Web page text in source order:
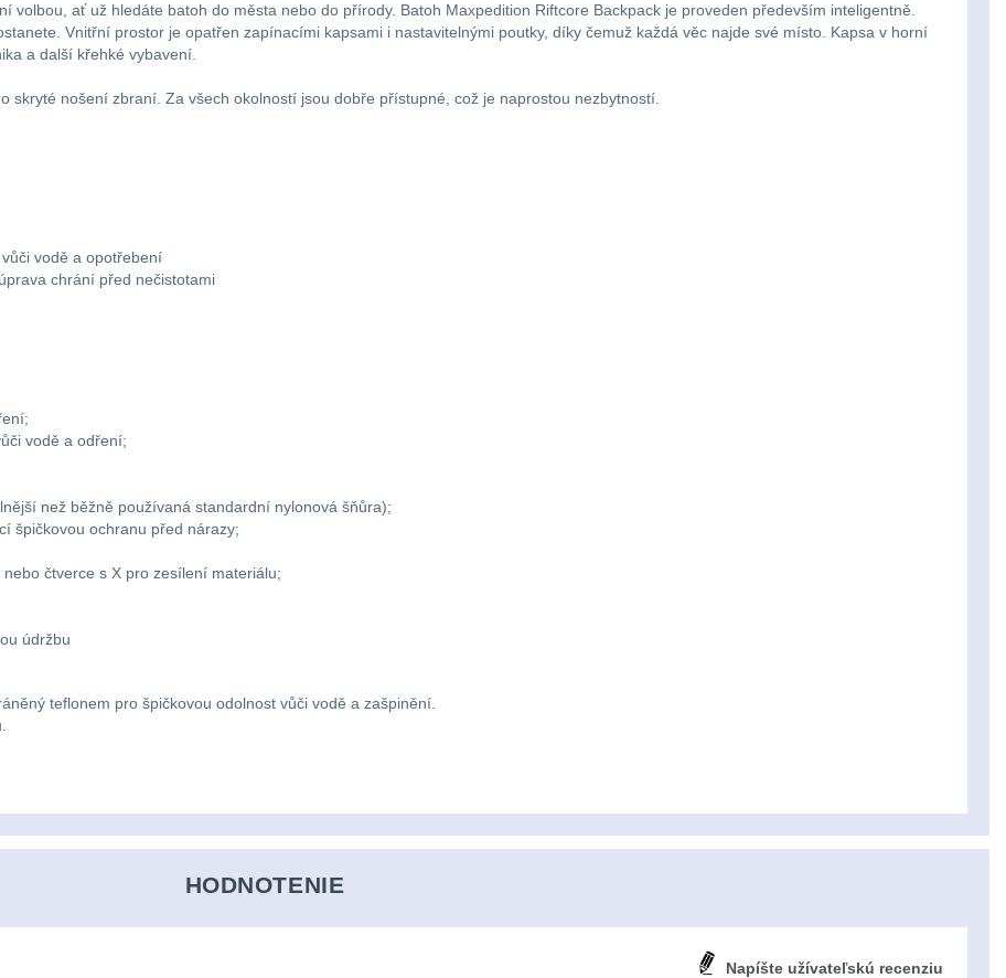
volbou, ať už hledáte batoh do města nebo do přírody. Batoh Maxpedition Riftcore Backpack je proveden především inteligentně.
Vnitřní prostor je opatřen zapínacími kapsami i nastavitelnými poutky, díky čemuž každá věc najde své místo. Kapsa v horní
a další křehké vybavení.
skryté nošení zbraní. Za všech okolností jsou dobře přístupné, což je naprostou nezbytností.
vodě a opotřebení
chrání před nečistotami
vodě a odření;
než běžně používaná standardní nylonová šňůra);
špičkovou ochranu před nárazy;
čtverce s X pro zesílení materiálu;
údržbu
teflonem pro špičkovou odolnost vůči vodě a zašpinění.
HODNOTENIE
Napíšte užívateľskú recenziu